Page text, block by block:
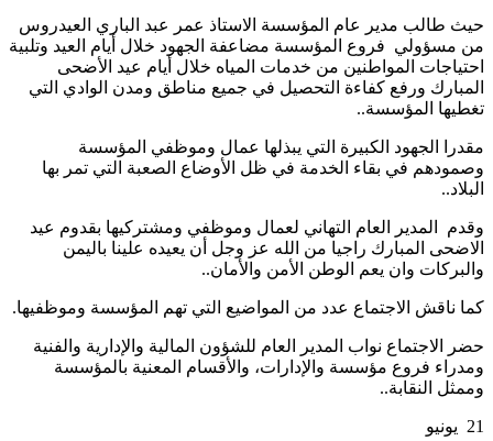
حيث طالب مدير عام المؤسسة الاستاذ عمر عبد الباري العيدروس
من مسؤولي فروع المؤسسة مضاعفة الجهود خلال أيام العيد وتلبية
احتياجات المواطنين من خدمات المياه خلال أيام عيد الأضحى
المبارك ورفع كفاءة التحصيل في جميع مناطق ومدن الوادي التي
تغطيها المؤسسة..
مقدرا الجهود الكبيرة التي يبذلها عمال وموظفي المؤسسة
وصمودهم في بقاء الخدمة في ظل الأوضاع الصعبة التي تمر بها
البلاد..
وقدم المدير العام التهاني لعمال وموظفي ومشتركيها بقدوم عيد
الاضحى المبارك راجيا من الله عز وجل أن يعيده علينا باليمن
والبركات وان يعم الوطن الأمن والأمان..
كما ناقش الاجتماع عدد من المواضيع التي تهم المؤسسة وموظفيها.
حضر الاجتماع نواب المدير العام للشؤون المالية والإدارية والفنية
ومدراء فروع مؤسسة والإدارات، والأقسام المعنية بالمؤسسة
وممثل النقابة..
21 يونيو